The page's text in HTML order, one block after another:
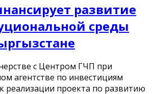
развитие
среды
с Центром ГЧП при
агентстве по инвестициям
реализации проекта по развитию